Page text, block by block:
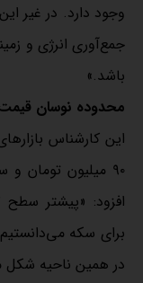
وجود دارد. در غیر
جمع‌آوری انرژی و
باشد.»
محدوده نوسان قیمت سکه بین ۹۰
این کارشناس
برای سکه
در همین ناحیه شکل